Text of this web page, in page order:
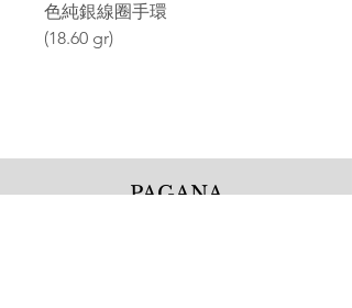
色純銀線圈手環
(18.60 gr)
PAGANA